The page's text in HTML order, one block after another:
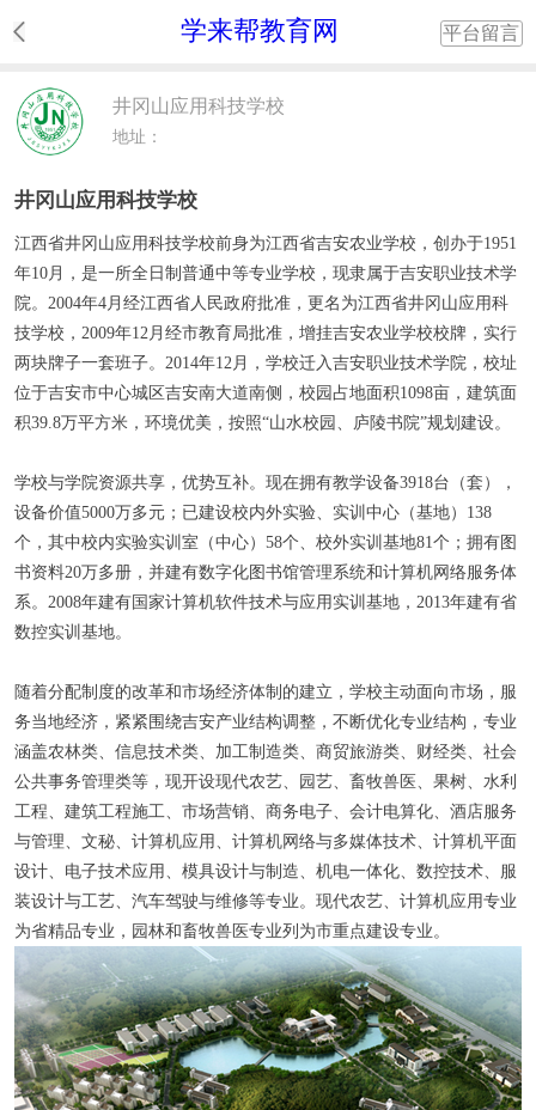
学来帮教育网 平台留言
井冈山应用科技学校
地址：
井冈山应用科技学校
江西省井冈山应用科技学校前身为江西省吉安农业学校，创办于1951
年10月，是一所全日制普通中等专业学校，现隶属于吉安职业技术学
院。2004年4月经江西省人民政府批准，更名为江西省井冈山应用科
技学校，2009年12月经市教育局批准，增挂吉安农业学校校牌，实行
两块牌子一套班子。2014年12月，学校迁入吉安职业技术学院，校址
位于吉安市中心城区吉安南大道南侧，校园占地面积1098亩，建筑面
积39.8万平方米，环境优美，按照“山水校园、庐陵书院”规划建设。
学校与学院资源共享，优势互补。现在拥有教学设备3918台（套），
设备价值5000万多元；已建设校内外实验、实训中心（基地）138
个，其中校内实验实训室（中心）58个、校外实训基地81个；拥有图
书资料20万多册，并建有数字化图书馆管理系统和计算机网络服务体
系。2008年建有国家计算机软件技术与应用实训基地，2013年建有省
数控实训基地。
随着分配制度的改革和市场经济体制的建立，学校主动面向市场，服
务当地经济，紧紧围绕吉安产业结构调整，不断优化专业结构，专业
涵盖农林类、信息技术类、加工制造类、商贸旅游类、财经类、社会
公共事务管理类等，现开设现代农艺、园艺、畜牧兽医、果树、水利
工程、建筑工程施工、市场营销、商务电子、会计电算化、酒店服务
与管理、文秘、计算机应用、计算机网络与多媒体技术、计算机平面
设计、电子技术应用、模具设计与制造、机电一体化、数控技术、服
装设计与工艺、汽车驾驶与维修等专业。现代农艺、计算机应用专业
为省精品专业，园林和畜牧兽医专业列为市重点建设专业。